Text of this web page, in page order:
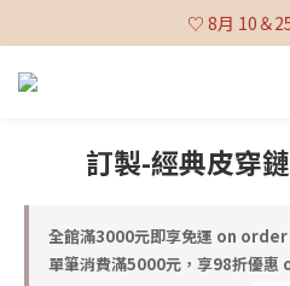
♡ 全館消費滿 $3,000 免運 (
♡ 8月 10＆
♡ 全館消費滿 $3,000 免運 (
訂製-經典皮穿
全館滿3000元即享免運 on order
單筆消費滿5000元，享98折優